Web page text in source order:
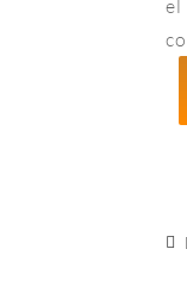
el